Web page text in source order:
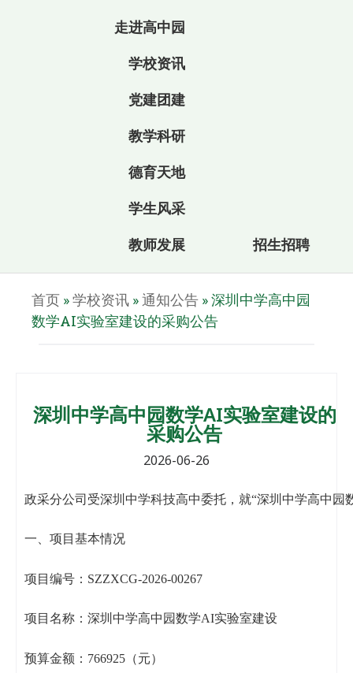
走进高中园
学校资讯
党建团建
教学科研
德育天地
学生风采
教师发展 招生招聘
首页 »学校资讯 »通知公告 »深圳中学高中园
数学AI实验室建设的采购公告
深圳中学高中园数学AI实验室建设的
采购公告
2026-06-26
政采分公司受深圳中学科技高中委托，就“深圳中学高中
一、项目基本情况
项目编号：SZZXCG-2026-00267
项目名称：深圳中学高中园数学AI实验室建设
预算金额：766925（元）